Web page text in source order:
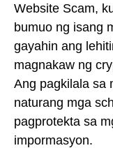
Website Scam,
bumuo ng isang
gayahin ang
magnakaw ng
Ang pagkilala sa
naturang mga
pagprotekta sa
impormasyon.